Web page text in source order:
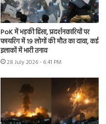
PoK में भड़की हिंसा, प्रदर्शनकारियों पर
फायरिंग में 19 लोगों की मौत का दावा, कई
इलाकों में भारी तनाव
28 July 2026 - 6:41 PM